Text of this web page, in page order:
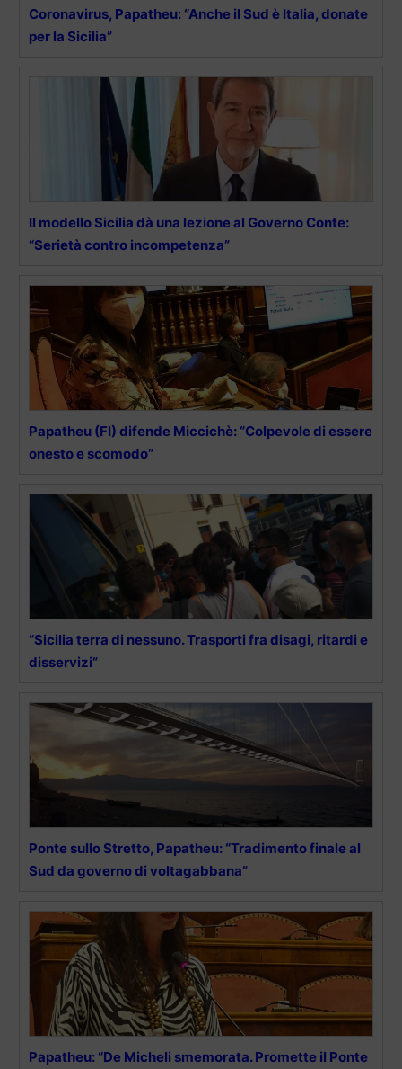
Coronavirus, Papatheu: “Anche il Sud è Italia, donate
per la Sicilia”
Il modello Sicilia dà una lezione al Governo Conte:
“Serietà contro incompetenza”
Papatheu (FI) difende Miccichè: “Colpevole di essere
onesto e scomodo”
“Sicilia terra di nessuno. Trasporti fra disagi, ritardi e
disservizi”
Ponte sullo Stretto, Papatheu: “Tradimento finale al
Sud da governo di voltagabbana”
Papatheu: “De Micheli smemorata. Promette il Ponte